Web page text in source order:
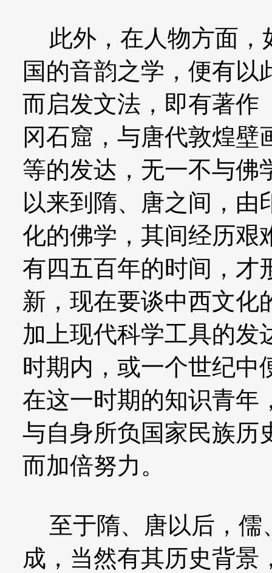
此外，在人物方面，
国的音韵之学，便有以
而启发文法，即有著作
冈石窟，与唐代敦煌壁
等的发达，无一不与佛
以来到隋、唐之间，由
化的佛学，其间经历艰
有四五百年的时间，才
新，现在要谈中西文化
加上现代科学工具的发
时期内，或一个世纪中
在这一时期的知识青年
与自身所负国家民族历
而加倍努力。
至于隋、唐以后，儒
成，当然有其历史背景